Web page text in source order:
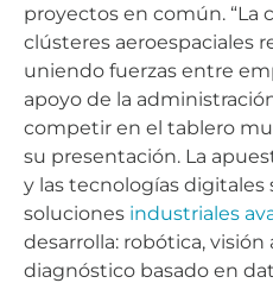
proyectos en común. “La
clústeres aeroespaciales
uniendo fuerzas entre
apoyo de la
competir en el tablero
su presentación. La
y las tecnologías digitales
soluciones industriales
desarrolla: robótica, visión
diagnóstico basado en